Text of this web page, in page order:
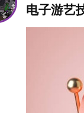
电子游艺